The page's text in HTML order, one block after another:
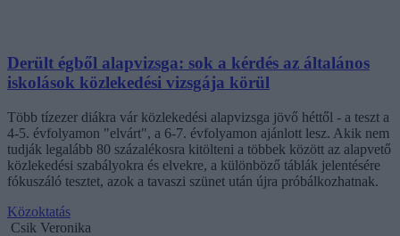
Derült égből alapvizsga: sok a kérdés az általános
iskolások közlekedési vizsgája körül
Több tízezer diákra vár közlekedési alapvizsga jövő héttől - a teszt a
4-5. évfolyamon "elvárt", a 6-7. évfolyamon ajánlott lesz. Akik nem
tudják legalább 80 százalékosra kitölteni a többek között az alapvető
közlekedési szabályokra és elvekre, a különböző táblák jelentésére
fókuszáló tesztet, azok a tavaszi szünet után újra próbálkozhatnak.
Közoktatás
Csik Veronika